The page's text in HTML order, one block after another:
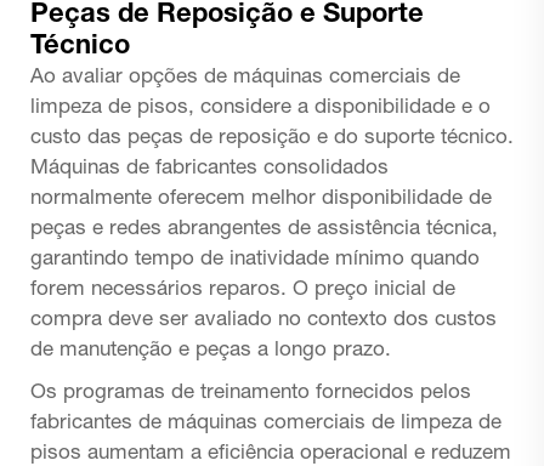
Peças de Reposição e Suporte
Técnico
Ao avaliar opções de máquinas comerciais de
limpeza de pisos, considere a disponibilidade e o
custo das peças de reposição e do suporte técnico.
Máquinas de fabricantes consolidados
normalmente oferecem melhor disponibilidade de
peças e redes abrangentes de assistência técnica,
garantindo tempo de inatividade mínimo quando
forem necessários reparos. O preço inicial de
compra deve ser avaliado no contexto dos custos
de manutenção e peças a longo prazo.
Os programas de treinamento fornecidos pelos
fabricantes de máquinas comerciais de limpeza de
pisos aumentam a eficiência operacional e reduzem